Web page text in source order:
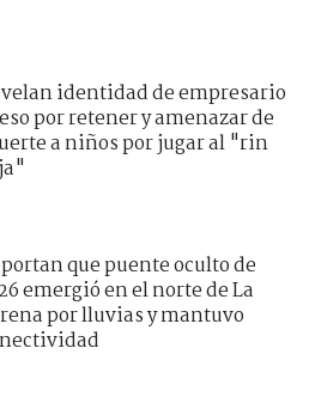
identidad de empresario
por retener y amenazar de
a niños por jugar al "rin
que puente oculto de
emergió en el norte de La
por lluvias y mantuvo